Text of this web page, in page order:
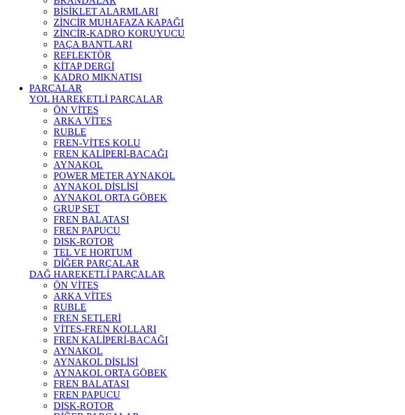
BİSİKLET ALARMLARI
ZİNCİR MUHAFAZA KAPAĞI
ZİNCİR-KADRO KORUYUCU
PAÇA BANTLARI
REFLEKTÖR
KİTAP DERGİ
KADRO MIKNATISI
PARÇALAR
YOL HAREKETLİ PARÇALAR
ÖN VİTES
ARKA VİTES
RUBLE
FREN-VİTES KOLU
FREN KALİPERİ-BACAĞI
AYNAKOL
POWER METER AYNAKOL
AYNAKOL DİŞLİSİ
AYNAKOL ORTA GÖBEK
GRUP SET
FREN BALATASI
FREN PAPUCU
DISK-ROTOR
TEL VE HORTUM
DİĞER PARÇALAR
DAĞ HAREKETLİ PARÇALAR
ÖN VİTES
ARKA VİTES
RUBLE
FREN SETLERİ
VİTES-FREN KOLLARI
FREN KALİPERİ-BACAĞI
AYNAKOL
AYNAKOL DİŞLİSİ
AYNAKOL ORTA GÖBEK
FREN BALATASI
FREN PAPUCU
DISK-ROTOR